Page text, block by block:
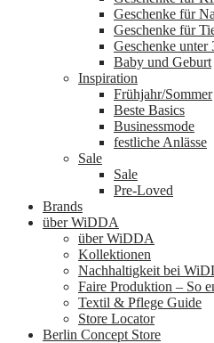
Geschenke für
Geschenke für
Geschenke unter
Baby und Geburt
Inspiration
Frühjahr/Sommer
Beste Basics
Businessmode
festliche Anlässe
Sale
Sale
Pre-Loved
Brands
über WiDDA
über WiDDA
Kollektionen
Nachhaltigkeit bei
Faire Produktion – So
Textil & Pflege Guide
Store Locator
Berlin Concept Store